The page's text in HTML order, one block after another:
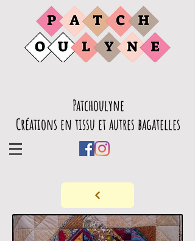
Patchoulyne
Créations en tissu et autres bagatelles